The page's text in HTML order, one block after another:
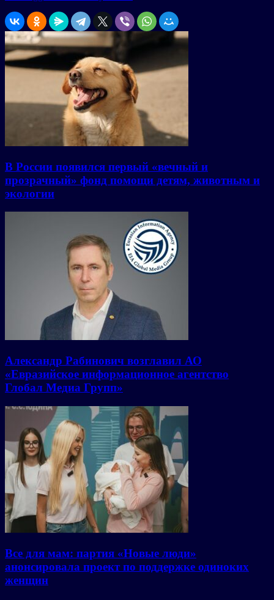
В России появился первый «вечный и
прозрачный» фонд помощи детям, животным и
экологии
Александр Рабинович возглавил АО
«Евразийское информационное агентство
Глобал Медиа Групп»
Все для мам: партия «Новые люди»
анонсировала проект по поддержке одиноких
женщин